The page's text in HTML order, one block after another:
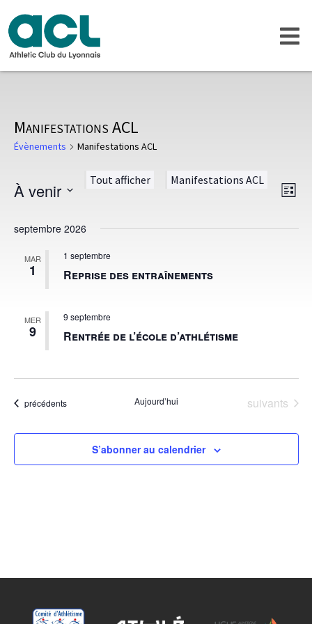
Manifestations ACL
Évènements Manifestations ACL
de
Liste
Tout afficher Manifestations ACL
À venir
date.
septembre 2026
MAR
1
1 septembre
Reprise des entraînements
MER
9
9 septembre
Rentrée de l’école d’athlétisme
Évènements
précédents Aujourd’hui Évènements
suivants
S’abonner au calendrier